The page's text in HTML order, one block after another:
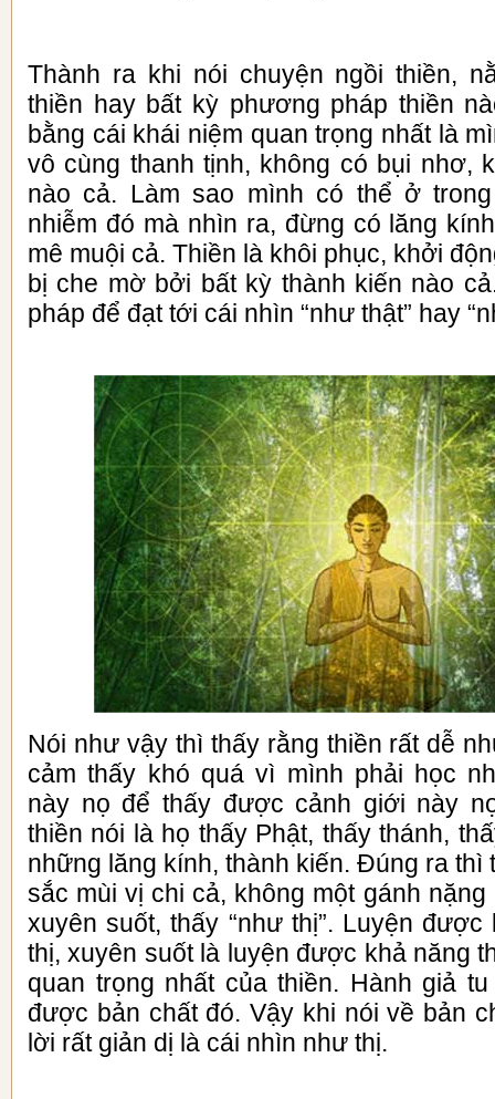
Thành ra khi nói chuyện ngồi thiền,
thiền hay bất kỳ phương pháp thiền
bằng cái khái niệm quan trọng nhất là
vô cùng thanh tịnh, không có bụi nhơ,
nào cả. Làm sao mình có thể ở
nhiễm đó mà nhìn ra, đừng có lăng
mê muội cả. Thiền là khôi phục, khởi
bị che mờ bởi bất kỳ thành kiến nào
pháp để đạt tới cái nhìn “như thật” hay
Nói như vậy thì thấy rằng thiền rất dễ
cảm thấy khó quá vì mình phải học
này nọ để thấy được cảnh giới này
thiền nói là họ thấy Phật, thấy thánh,
những lăng kính, thành kiến. Đúng ra thì
sắc mùi vị chi cả, không một gánh
xuyên suốt, thấy “như thị”. Luyện
thị, xuyên suốt là luyện được khả năng
quan trọng nhất của thiền. Hành giả
được bản chất đó. Vậy khi nói về bản
lời rất giản dị là cái nhìn như thị.